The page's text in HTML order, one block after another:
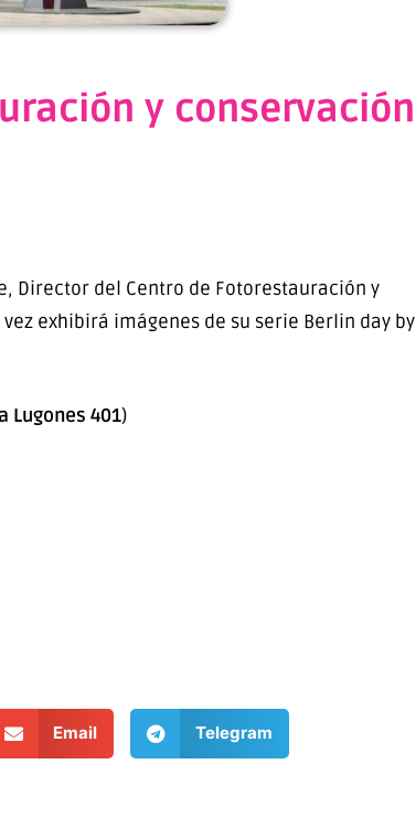
y conservación
Director del Centro de Fotorestauración y
exhibirá imágenes de su serie Berlin day by
Lugones 401)
Email Telegram